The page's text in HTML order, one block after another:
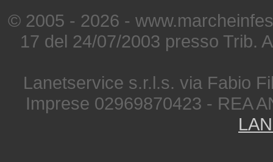
© 2005 - 2026 -
17 del 24/07/2003 presso Trib.
Lanetservice s.r.l.s. via Fabio
Imprese 02969870423 - REA